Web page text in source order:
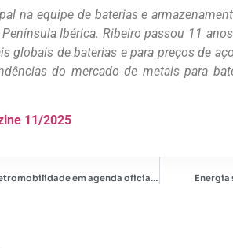
na equipe de baterias e
Ibérica. Ribeiro passou 11
globais de baterias e para preços de
do mercado de metais para
11/2025
Ministro de Minas e Energia discute armazenamento e eletromobilidade em agenda oficial na China Energia